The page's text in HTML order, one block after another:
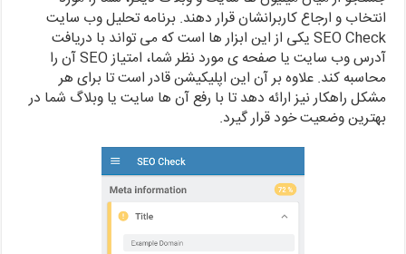
انتخاب و ارجاع کاربرانشان قرار دهند. برنامه تحلیل وب سایت
SEO Check یکی از این ابزار ها است که می تواند با دریافت
آدرس وب سایت یا صفحه ی مورد نظر شما، امتیاز SEO آن را
محاسبه کند. علاوه بر آن این اپلیکیشن قادر است تا برای هر
مشکل راهکار نیز ارائه دهد تا با رفع آن ها سایت یا وبلاگ شما در
بهترین وضعیت خود قرار گیرد.